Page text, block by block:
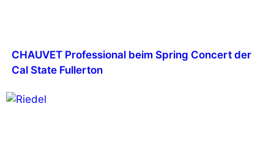
CHAUVET Professional beim Spring Concert der
Cal State Fullerton